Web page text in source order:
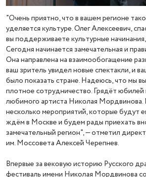
"Очень приятно, что в вашем регионе
уделяется культуре. Олег Алексеевич,
вы поддерживаете культурные
Сегодня начинается замечательная и
Она направлена на взаимообогащение
ваш зритель увидел новые спектакли, и
было показать стране. Надеюсь, что мы
плотное сотрудничество. Грядёт юбилей
любимого артиста Николая
несколько мероприятий, которые будут
ждём в Москве и будем рады приехать
замечательный регион", — отметил
им. Моссовета Алексей Черепнев.
Впервые за вековую историю Русского
фестиваль имени Николая Мордвинова